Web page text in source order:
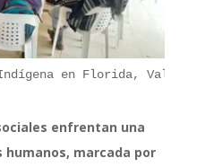
Indígena en Florida,
enfrentan una
humanos, marcada por